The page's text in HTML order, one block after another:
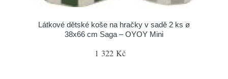
Látkové dětské koše na hračky v sadě 2 ks ø
38x66 cm Saga – OYOY Mini
1 322 Kč